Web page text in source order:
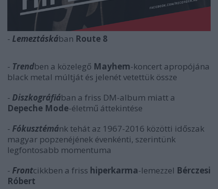
- Lemeztáskában Route 8
- Trendben a közelegő Mayhem-koncert apropójána
black metal múltját és jelenét vetettük össze
- Diszkográfiában a friss DM-album miatt a
Depeche Mode-életmű áttekintése
- Fókusztémánk tehát az 1967-2016 közötti időszak
magyar popzenéjének évenkénti, szerintünk
legfontosabb momentuma
- Frontcikkben a friss hiperkarma-lemezzel Bérczesi
Róbert